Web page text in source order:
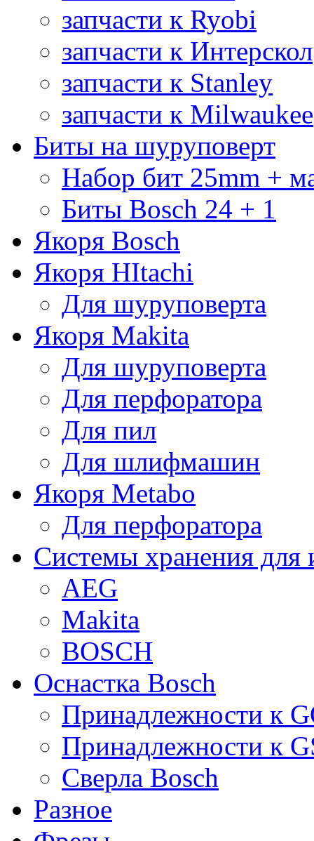
запчасти к Ryobi
запчасти к Интерскол
запчасти к Stanley
запчасти к Milwaukee
Биты на шуруповерт
Набор бит 25mm +
Биты Bosch 24 + 1
Якоря Bosch
Якоря HItachi
Для шуруповерта
Якоря Makita
Для шуруповерта
Для перфоратора
Для пил
Для шлифмашин
Якоря Metabo
Для перфоратора
Системы хранения для
AEG
Makita
BOSCH
Оснастка Bosch
Принадлежности к
Принадлежности к
Сверла Bosch
Разное